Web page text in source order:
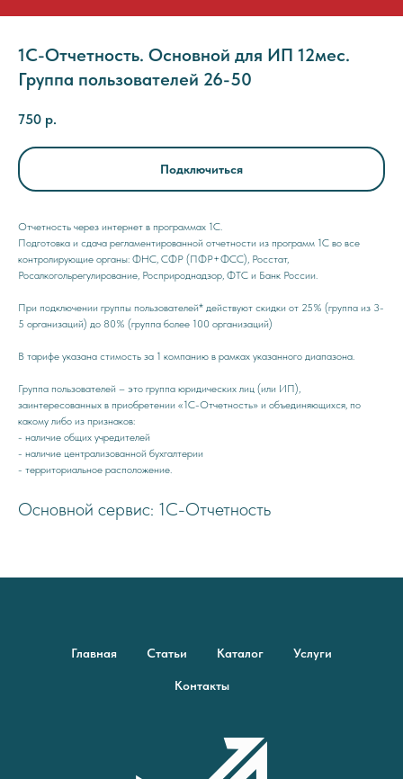
1С-Отчетность. Основной для ИП 12мес.
Группа пользователей 26-50
750 р.
Подключиться
Отчетность через интернет в программах 1С.
Подготовка и сдача регламентированной отчетности из программ 1С во все
контролирующие органы: ФНС, СФР (ПФР+ФСС), Росстат,
Росалкогольрегулирование, Росприроднадзор, ФТС и Банк России.
При подключении группы пользователей* действуют скидки от 25% (группа из 3-
5 организаций) до 80% (группа более 100 организаций)
В тарифе указана стимость за 1 компанию в рамках указанного диапазона.
Группа пользователей – это группа юридических лиц (или ИП),
заинтересованных в приобретении «1С-Отчетность» и объединяющихся, по
какому либо из признаков:
- наличие общих учредителей
- наличие централизованной бухгалтерии
- территориальное расположение.
Основной сервис: 1С-Отчетность
Главная Статьи Каталог Услуги
Контакты